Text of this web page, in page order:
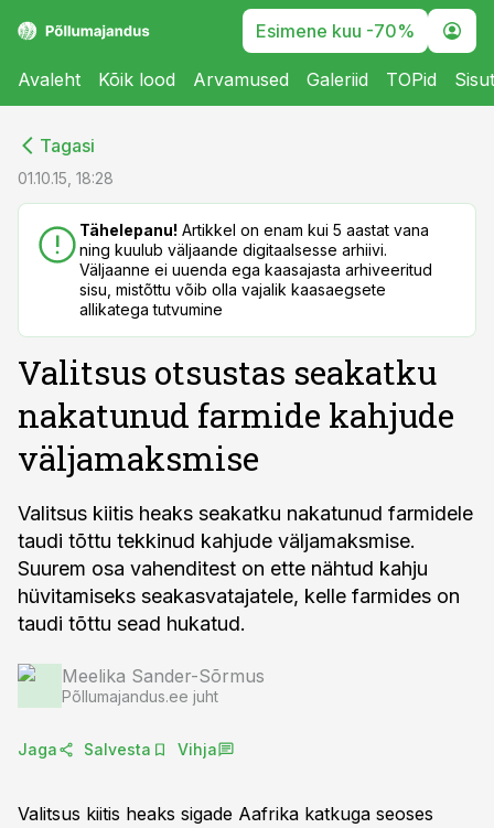
Esimene kuu -70%
Avaleht Kõik lood Arvamused Galeriid TOPid
Tagasi
01.10.15, 18:28
Tähelepanu! Artikkel on enam kui 5 aastat vana
ning kuulub väljaande digitaalsesse arhiivi.
Väljaanne ei uuenda ega kaasajasta arhiveeritud
sisu, mistõttu võib olla vajalik kaasaegsete
allikatega tutvumine
Valitsus otsustas seakatku
nakatunud farmide kahjude
väljamaksmise
Valitsus kiitis heaks seakatku nakatunud farmidele
taudi tõttu tekkinud kahjude väljamaksmise.
Suurem osa vahenditest on ette nähtud kahju
hüvitamiseks seakasvatajatele, kelle farmides on
taudi tõttu sead hukatud.
Meelika Sander-Sõrmus
Põllumajandus.ee juht
Jaga Salvesta Vihja
Valitsus kiitis heaks sigade Aafrika katkuga seoses